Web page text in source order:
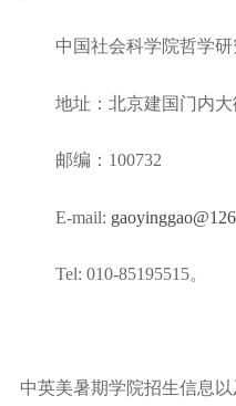
中国社会科学院哲学
地址：北京建国门内大
邮编： 100732
E-mail:
Tel: 010-85195515。
中英美暑期学院招生信息以